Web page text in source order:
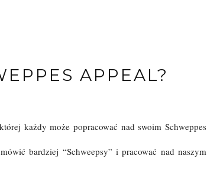
APPEAL?
każdy może popracować nad swoim Schweppes
bardziej “Schweepsy” i pracować nad naszym